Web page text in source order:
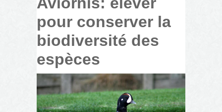
pour conserver la
biodiversité des
espèces